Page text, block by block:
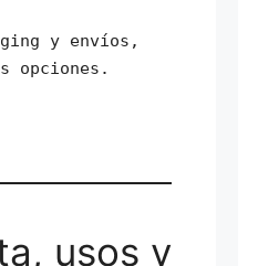
y envíos,
opciones.
usos y